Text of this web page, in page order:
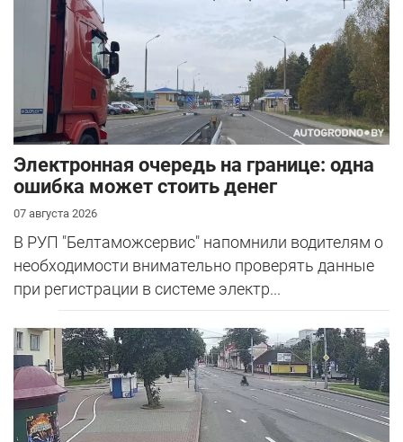
Электронная очередь на границе: одна
ошибка может стоить денег
07 августа 2026
В РУП "Белтаможсервис" напомнили водителям о
необходимости внимательно проверять данные
при регистрации в системе электр...